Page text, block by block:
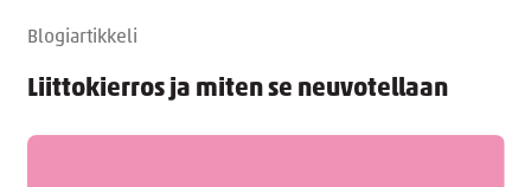
Blogiartikkeli
Liittokierros ja miten se neuvotellaan